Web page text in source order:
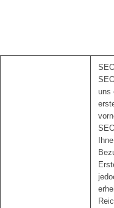
uns